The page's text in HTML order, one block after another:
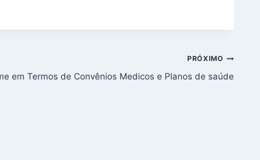
PRÓXIMO
em Termos de Convênios Medicos e Planos de saúde